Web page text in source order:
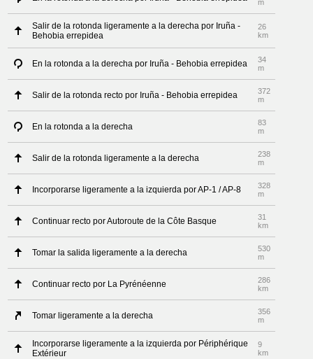
m
Salir de la rotonda ligeramente a la derecha por Iruña -
Behobia errepidea
26
km
En la rotonda a la derecha por Iruña - Behobia errepidea
34
m
Salir de la rotonda recto por Iruña - Behobia errepidea
372
m
En la rotonda a la derecha
83
m
Salir de la rotonda ligeramente a la derecha
238
m
Incorporarse ligeramente a la izquierda por AP-1 / AP-8
328
m
Continuar recto por Autoroute de la Côte Basque
31
km
Tomar la salida ligeramente a la derecha
530
m
Continuar recto por La Pyrénéenne
286
km
Tomar ligeramente a la derecha
356
m
Incorporarse ligeramente a la izquierda por Périphérique
Extérieur
9
km